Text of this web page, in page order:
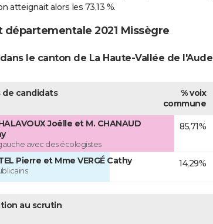
atteignait alors les 73,13 %.
départementale 2021 Missègre
le canton de La Haute-Vallée de l'Aude
de candidats
% voix
commune
Joëlle et M. CHANAUD
avec des écologistes
85,71%
Pierre et Mme VERGÉ Cathy 14,29%
au scrutin